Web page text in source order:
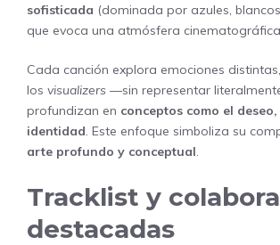
sofisticada (dominada por azules,
que evoca una atmósfera
Cada canción explora emociones
los visualizers —sin representar
profundizan en conceptos como el
identidad. Este enfoque simboliza su
arte profundo y conceptual.
Tracklist y
destacadas